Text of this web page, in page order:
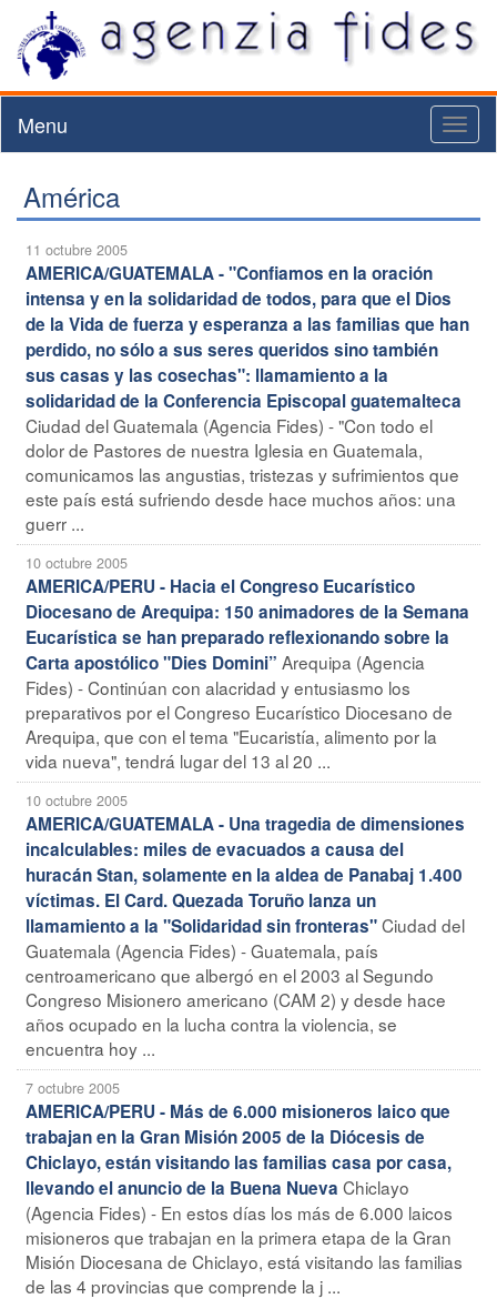
Menu
América
11 octubre 2005
AMERICA/GUATEMALA - "Confiamos en la oración
intensa y en la solidaridad de todos, para que el Dios
de la Vida de fuerza y esperanza a las familias que han
perdido, no sólo a sus seres queridos sino también
sus casas y las cosechas": llamamiento a la
solidaridad de la Conferencia Episcopal guatemalteca
Ciudad del Guatemala (Agencia Fides) - "Con todo el
dolor de Pastores de nuestra Iglesia en Guatemala,
comunicamos las angustias, tristezas y sufrimientos que
este país está sufriendo desde hace muchos años: una
guerr ...
10 octubre 2005
AMERICA/PERU - Hacia el Congreso Eucarístico
Diocesano de Arequipa: 150 animadores de la Semana
Eucarística se han preparado reflexionando sobre la
Carta apostólico "Dies Domini” Arequipa (Agencia
Fides) - Continúan con alacridad y entusiasmo los
preparativos por el Congreso Eucarístico Diocesano de
Arequipa, que con el tema "Eucaristía, alimento por la
vida nueva", tendrá lugar del 13 al 20 ...
10 octubre 2005
AMERICA/GUATEMALA - Una tragedia de dimensiones
incalculables: miles de evacuados a causa del
huracán Stan, solamente en la aldea de Panabaj 1.400
víctimas. El Card. Quezada Toruño lanza un
llamamiento a la "Solidaridad sin fronteras"Ciudad del
Guatemala (Agencia Fides) - Guatemala, país
centroamericano que albergó en el 2003 al Segundo
Congreso Misionero americano (CAM 2) y desde hace
años ocupado en la lucha contra la violencia, se
encuentra hoy ...
7 octubre 2005
AMERICA/PERU - Más de 6.000 misioneros laico que
trabajan en la Gran Misión 2005 de la Diócesis de
Chiclayo, están visitando las familias casa por casa,
llevando el anuncio de la Buena Nueva Chiclayo
(Agencia Fides) - En estos días los más de 6.000 laicos
misioneros que trabajan en la primera etapa de la Gran
Misión Diocesana de Chiclayo, está visitando las familias
de las 4 provincias que comprende la j ...